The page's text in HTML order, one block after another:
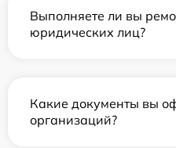
Выполняете ли вы
юридических лиц?
Какие документы вы
организаций?